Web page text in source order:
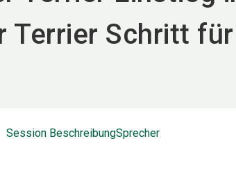
Terrier Schritt
Session BeschreibungSprecher